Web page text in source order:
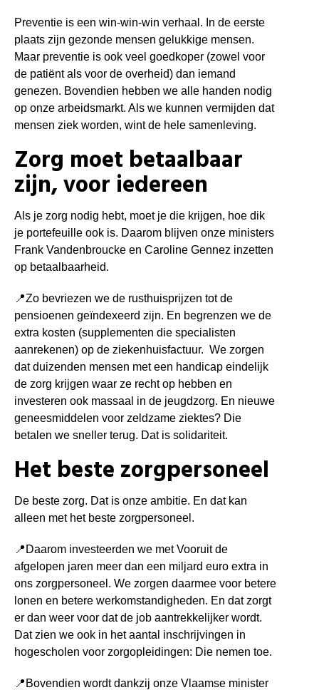
Preventie is een win-win-win verhaal. In de eerste
plaats zijn gezonde mensen gelukkige mensen.
Maar preventie is ook veel goedkoper (zowel voor
de patiënt als voor de overheid) dan iemand
genezen. Bovendien hebben we alle handen nodig
op onze arbeidsmarkt. Als we kunnen vermijden dat
mensen ziek worden, wint de hele samenleving.
Zorg moet betaalbaar
zijn, voor iedereen
Als je zorg nodig hebt, moet je die krijgen, hoe dik
je portefeuille ook is. Daarom blijven onze ministers
Frank Vandenbroucke en Caroline Gennez inzetten
op betaalbaarheid.
📍Zo bevriezen we de rusthuisprijzen tot de
pensioenen geïndexeerd zijn. En begrenzen we de
extra kosten (supplementen die specialisten
aanrekenen) op de ziekenhuisfactuur. We zorgen
dat duizenden mensen met een handicap eindelijk
de zorg krijgen waar ze recht op hebben en
investeren ook massaal in de jeugdzorg. En nieuwe
geneesmiddelen voor zeldzame ziektes? Die
betalen we sneller terug. Dat is solidariteit.
Het beste zorgpersoneel
De beste zorg. Dat is onze ambitie. En dat kan
alleen met het beste zorgpersoneel.
📍 Daarom investeerden we met Vooruit de
afgelopen jaren meer dan een miljard euro extra in
ons zorgpersoneel. We zorgen daarmee voor betere
lonen en betere werkomstandigheden. En dat zorgt
er dan weer voor dat de job aantrekkelijker wordt.
Dat zien we ook in het aantal inschrijvingen in
hogescholen voor zorgopleidingen: Die nemen toe.
📍 Bovendien wordt dankzij onze Vlaamse minister